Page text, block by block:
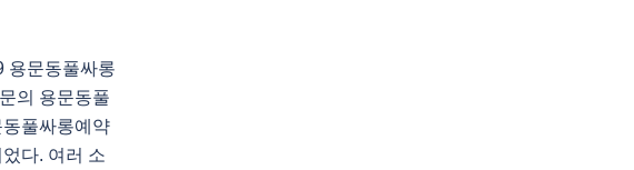
용문동풀싸롱
의 용문동풀
풀싸롱예약
다. 여러 소